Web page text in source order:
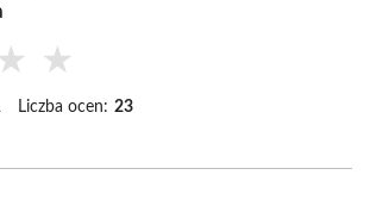
★
Liczba ocen: 23